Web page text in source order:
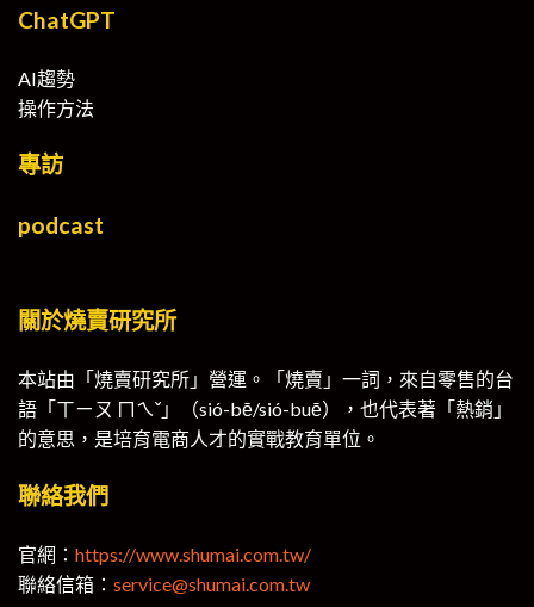
ChatGPT
AI趨勢
操作方法
專訪
podcast
關於燒賣研究所
本站由「燒賣研究所」營運。「燒賣」一詞，來自零售的台
語「ㄒㄧㄡ ㄇㄟˇ」（sió-bē/sió-buē），也代表著「熱銷」
的意思，是培育電商人才的實戰教育單位。
聯絡我們
官網： https://www.shumai.com.tw/
聯絡信箱： service@shumai.com.tw